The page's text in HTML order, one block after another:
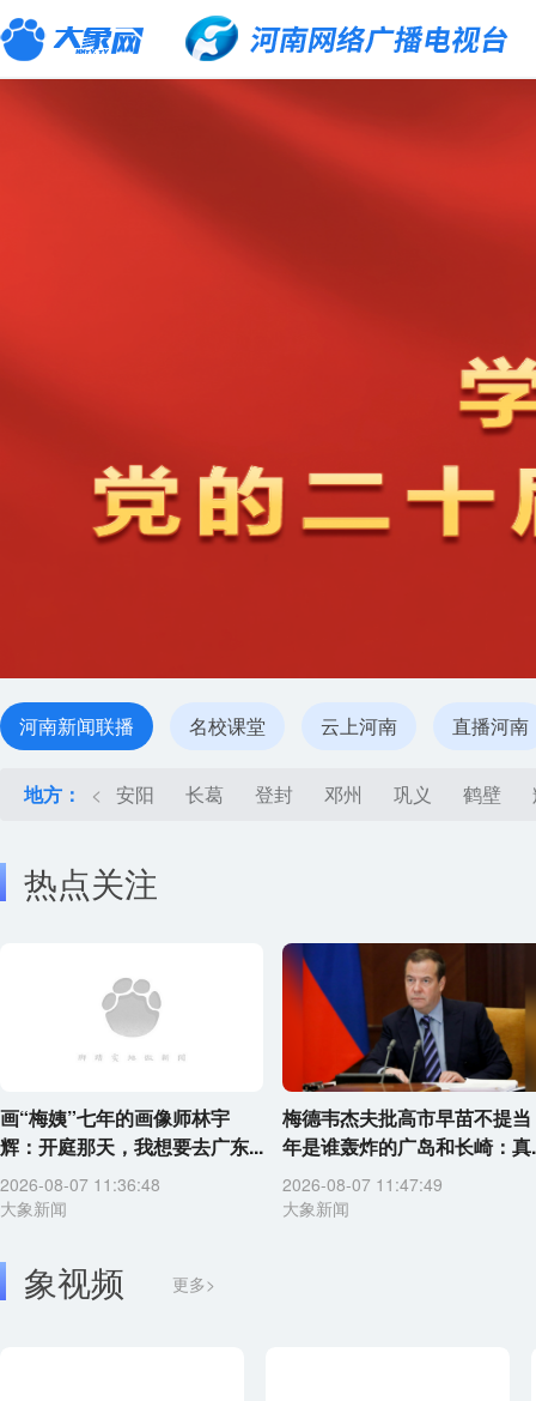
河南新闻联播 名校课堂 云上河南 直播河南
地方： < 安阳 长葛 登封 邓州 巩义 鹤壁
热点关注
画“梅姨”七年的画像师林宇
辉：开庭那天，我想要去广东...
2026-08-07 11:36:48
大象新闻
梅德韦杰夫批高市早苗不提当
年是谁轰炸的广岛和长崎：真
2026-08-07 11:47:49
大象新闻
象视频 更多>